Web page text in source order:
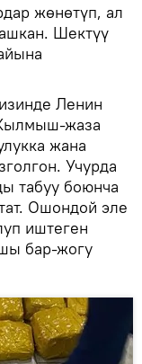
жөнөтүп, ал
Шектүү
Ленин
жаза
жана
Учурда
табуу боюнча
Ошондой эле
иштеген
бар-жогу